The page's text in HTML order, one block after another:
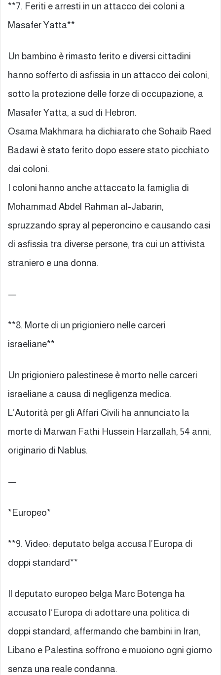
**7. Feriti e arresti in un attacco dei coloni a
Masafer Yatta**
Un bambino è rimasto ferito e diversi cittadini
hanno sofferto di asfissia in un attacco dei coloni,
sotto la protezione delle forze di occupazione, a
Masafer Yatta, a sud di Hebron.
Osama Makhmara ha dichiarato che Sohaib Raed
Badawi è stato ferito dopo essere stato picchiato
dai coloni.
I coloni hanno anche attaccato la famiglia di
Mohammad Abdel Rahman al-Jabarin,
spruzzando spray al peperoncino e causando casi
di asfissia tra diverse persone, tra cui un attivista
straniero e una donna.
—
**8. Morte di un prigioniero nelle carceri
israeliane**
Un prigioniero palestinese è morto nelle carceri
israeliane a causa di negligenza medica.
L’Autorità per gli Affari Civili ha annunciato la
morte di Marwan Fathi Hussein Harzallah, 54 anni,
originario di Nablus.
—
*Europeo*
**9. Video: deputato belga accusa l’Europa di
doppi standard**
Il deputato europeo belga Marc Botenga ha
accusato l’Europa di adottare una politica di
doppi standard, affermando che bambini in Iran,
Libano e Palestina soffrono e muoiono ogni giorno
senza una reale condanna.